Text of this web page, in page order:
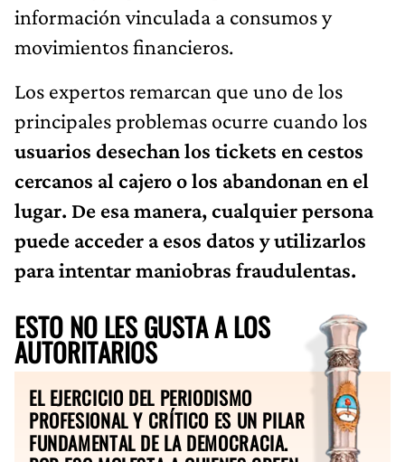
información vinculada a consumos y
movimientos financieros.
Los expertos remarcan que uno de los
principales problemas ocurre cuando los
usuarios desechan los tickets en cestos
cercanos al cajero o los abandonan en el
lugar. De esa manera, cualquier persona
puede acceder a esos datos y utilizarlos
para intentar maniobras fraudulentas.
ESTO NO LES GUSTA A LOS
AUTORITARIOS
EL EJERCICIO DEL PERIODISMO
PROFESIONAL Y CRÍTICO ES UN PILAR
FUNDAMENTAL DE LA DEMOCRACIA.